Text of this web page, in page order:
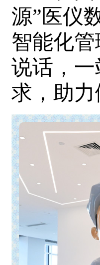
源”医仪
智能化
说话，
求，助